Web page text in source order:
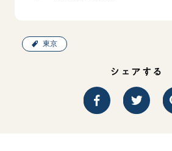
広島県 早志百…
広島
東京
シェアする